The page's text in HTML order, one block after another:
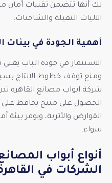
لك أنها تتضمن تقنيات أمان
الآليات الثقيلة والشاحنات.
أهمية الجودة في بيئات
الاستثمار في جودة الباب يعني
ومنع توقف خطوط الإنتاج
شركة ابواب مصانع القاهرة
الحصول على منتج يحافظ على
القوارض والأتربة، ويوفر بيئة
سواء.
أنواع أبواب
الشركات في